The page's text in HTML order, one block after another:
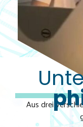
Aus drei